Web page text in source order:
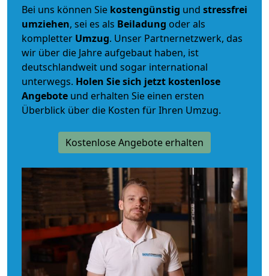
Bei uns können Sie kostengünstig und stressfrei
umziehen, sei es als Beiladung oder als
kompletter Umzug. Unser Partnernetzwerk, das
wir über die Jahre aufgebaut haben, ist
deutschlandweit und sogar international
unterwegs. Holen Sie sich jetzt kostenlose
Angebote und erhalten Sie einen ersten
Überblick über die Kosten für Ihren Umzug.
Kostenlose Angebote erhalten